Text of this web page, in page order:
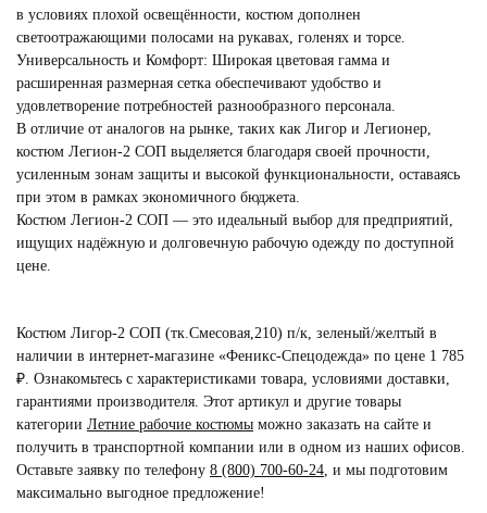
в условиях плохой освещённости, костюм дополнен
светоотражающими полосами на рукавах, голенях и торсе.
Универсальность и Комфорт: Широкая цветовая гамма и
расширенная размерная сетка обеспечивают удобство и
удовлетворение потребностей разнообразного персонала.
В отличие от аналогов на рынке, таких как Лигор и Легионер,
костюм Легион-2 СОП выделяется благодаря своей прочности,
усиленным зонам защиты и высокой функциональности, оставаясь
при этом в рамках экономичного бюджета.
Костюм Легион-2 СОП — это идеальный выбор для предприятий,
ищущих надёжную и долговечную рабочую одежду по доступной
цене.
Костюм Лигор-2 СОП (тк.Смесовая,210) п/к, зеленый/желтый в
наличии в интернет-магазине «Феникс-Спецодежда» по цене 1 785
₽. Ознакомьтесь с характеристиками товара, условиями доставки,
гарантиями производителя. Этот артикул и другие товары
категории Летние рабочие костюмы можно заказать на сайте и
получить в транспортной компании или в одном из наших офисов.
Оставьте заявку по телефону 8 (800) 700-60-24 и мы подготовим
максимально выгодное предложение!